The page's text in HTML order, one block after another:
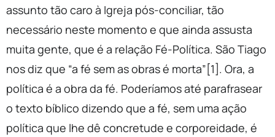
assunto tão caro à Igreja pós-conciliar, tão
necessário neste momento e que ainda assusta
muita gente, que é a relação Fé-Política. São Tiago
nos diz que “a fé sem as obras é morta”[1]. Ora, a
política é a obra da fé. Poderíamos até parafrasear
o texto bíblico dizendo que a fé, sem uma ação
política que lhe dê concretude e corporeidade, é